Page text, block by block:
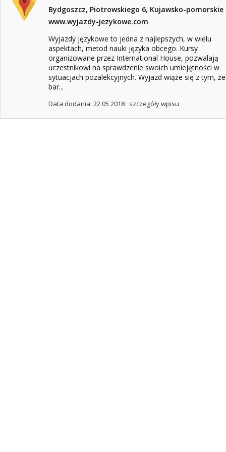
Bydgoszcz, Piotrowskiego 6, Kujawsko-pomorskie
www.wyjazdy-jezykowe.com
Wyjazdy językowe to jedna z najlepszych, w wielu
aspektach, metod nauki języka obcego. Kursy
organizowane przez International House, pozwalają
uczestnikowi na sprawdzenie swoich umiejętności w
sytuacjach pozalekcyjnych. Wyjazd wiąże się z tym, że
bar...
Data dodania: 22 05 2018 · szczegóły wpisu